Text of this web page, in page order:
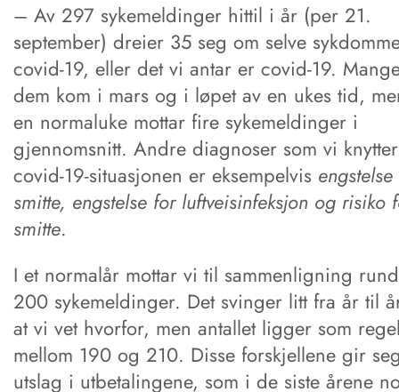
– Av 297 sykemeldinger hittil i år (per 21.
september) dreier 35 seg om selve
covid-19, eller det vi antar er covid-19.
dem kom i mars og i løpet av en ukes tid,
en normaluke mottar fire sykemeldinger i
gjennomsnitt. Andre diagnoser som vi
covid-19-situasjonen er eksempelvis
smitte, engstelse for luftveisinfeksjon og risiko
smitte.
I et normalår mottar vi til sammenligning
200 sykemeldinger. Det svinger litt fra år til
at vi vet hvorfor, men antallet ligger som
mellom 190 og 210. Disse forskjellene gir
utslag i utbetalingene, som i de siste årene